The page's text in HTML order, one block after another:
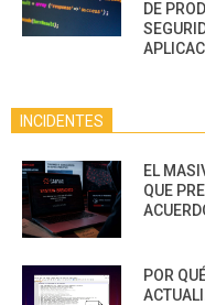
DE
INCIDENTES
EL
QUE
POR